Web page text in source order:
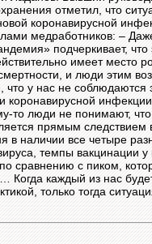
отметил, что
коронавирусной
медработников: –
подчеркивает,
имеет место
и люди этим
у нас не соблюдаются
коронавирусной
то люди не понимают,
прямым следствием
в наличии все четыре
темпы вакцинации у
по сравнению с пиком,
Когда каждый из нас
только тогда